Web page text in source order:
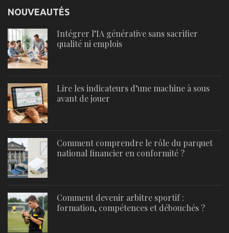
NOUVEAUTÉS
Intégrer l’IA générative sans sacrifier
qualité ni emplois
Lire les indicateurs d’une machine à sous
avant de jouer
Comment comprendre le rôle du parquet
national financier en conformité ?
Comment devenir arbitre sportif :
formation, compétences et débouchés ?